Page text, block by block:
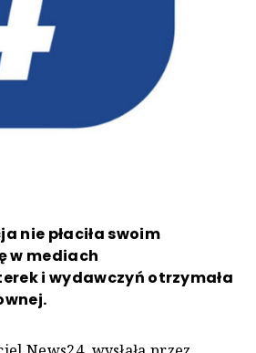
nie płaciła swoim
w mediach
i wydawczyń otrzymała